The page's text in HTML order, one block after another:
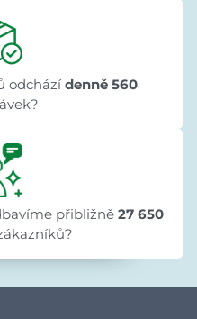
odchází denně 560
přibližně 27 650